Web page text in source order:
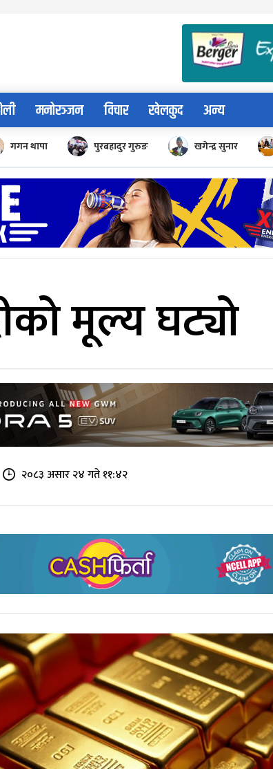
मनोरञ्जन विचार खेलकुद अन्य
गगन थापा पुरबहादुर गुरुङ खगेन्द्र सुनार
मूल्य घट्यो
२०८३ असार २४ गते ११:४२